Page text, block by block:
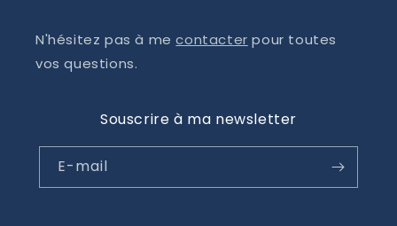
N'hésitez pas à mecontacter pour toutes
vos questions.
Souscrire à ma newsletter
E-mail